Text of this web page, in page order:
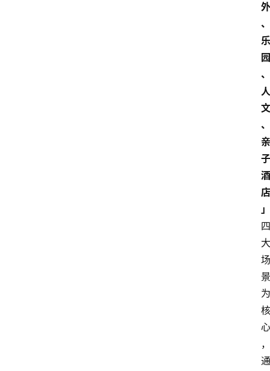
外
、
乐
园
、
人
文
、
亲
子
酒
店
」
四
大
场
景
为
核
心
，
通